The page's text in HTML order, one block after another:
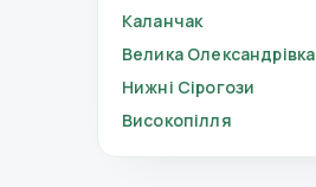
Каланчак
Велика Олександрівка
Нижні Сірогози
Високопілля